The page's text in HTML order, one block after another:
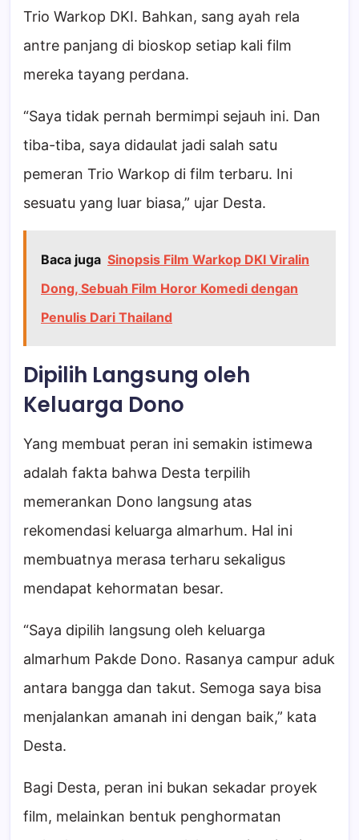
Trio Warkop DKI. Bahkan, sang ayah rela
antre panjang di bioskop setiap kali film
mereka tayang perdana.
“Saya tidak pernah bermimpi sejauh ini. Dan
tiba-tiba, saya didaulat jadi salah satu
pemeran Trio Warkop di film terbaru. Ini
sesuatu yang luar biasa,” ujar Desta.
Baca juga Sinopsis Film Warkop DKI Viralin
Dong, Sebuah Film Horor Komedi dengan
Penulis Dari Thailand
Dipilih Langsung oleh
Keluarga Dono
Yang membuat peran ini semakin istimewa
adalah fakta bahwa Desta terpilih
memerankan Dono langsung atas
rekomendasi keluarga almarhum. Hal ini
membuatnya merasa terharu sekaligus
mendapat kehormatan besar.
“Saya dipilih langsung oleh keluarga
almarhum Pakde Dono. Rasanya campur aduk
antara bangga dan takut. Semoga saya bisa
menjalankan amanah ini dengan baik,” kata
Desta.
Bagi Desta, peran ini bukan sekadar proyek
film, melainkan bentuk penghormatan